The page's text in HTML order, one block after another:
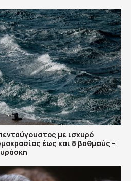
με ισχυρό
έως και 8 βαθμούς –